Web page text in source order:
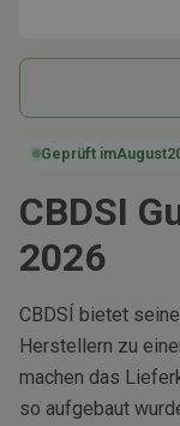
Geprüft imAugust
CBDSI
2026
CBDSÍ bietet
Herstellern zu
machen das
so aufgebaut